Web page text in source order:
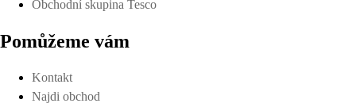
Obchodní skupina Tesco
Pomůžeme vám
Kontakt
Najdi obchod